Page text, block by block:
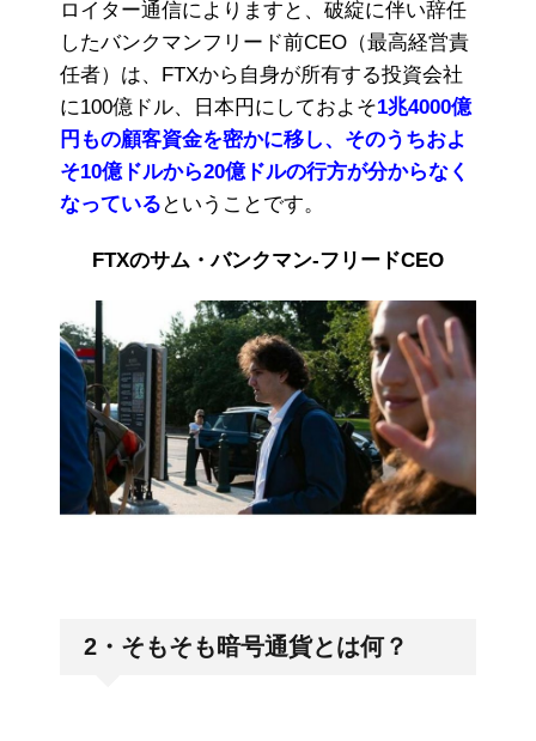
ロイター通信によりますと、破綻に伴い辞任
したバンクマンフリード前CEO（最高経営責
任者）は、FTXから自身が所有する投資会社
に100億ドル、日本円にしておよそ1兆4000億
円もの顧客資金を密かに移し、そのうちおよ
そ10億ドルから20億ドルの行方が分からなく
なっている ということです。
FTXのサム・バンクマン-フリードCEO
2・そもそも暗号通貨とは何？